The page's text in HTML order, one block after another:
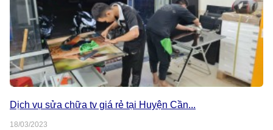
Dịch vụ sửa chữa tv giá rẻ tại Huyện Cần...
18/03/2023